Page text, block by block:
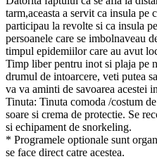
tarm,aceasta a servit ca insula pe
participau la revolte si ca insula
persoanele care se imbolnaveau
timpul epidemiilor care au avut
Timp liber pentru inot si plaja pe
drumul de intoarcere, veti putea
va va aminti de savoarea acestei
Tinuta: Tinuta comoda /costum
soare si crema de protectie. Se
si echipament de snorkeling.
* Programele optionale sunt
se face direct catre acestea.